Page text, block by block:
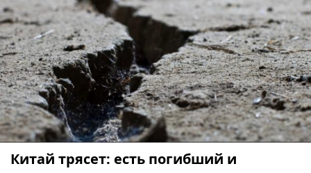
Китай трясет: есть погибший и